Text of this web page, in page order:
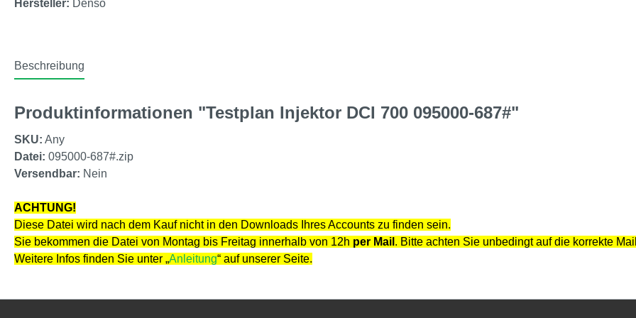
Hersteller: Denso
Beschreibung
Produktinformationen "Testplan Injektor DCI 700 095000-687#"
SKU: Any
Datei: 095000-687#.zip
Versendbar: Nein
ACHTUNG!
Diese Datei wird nach dem Kauf nicht in den Downloads Ihres Accounts zu finden sein.
Sie bekommen die Datei von Montag bis Freitag innerhalb von 12h per Mail . Bitte achten Sie unbedingt auf die korrekte
Weitere Infos finden Sie unter „Anleitung“ auf unserer Seite.